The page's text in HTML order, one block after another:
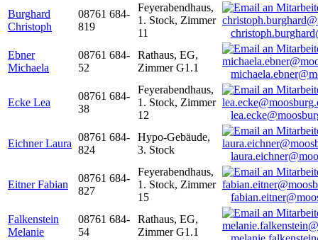
Burghard
Christoph
08761 684-
819
Feyerabendhaus,
1. Stock, Zimmer
11
Ebner
Michaela
08761 684-
52
Rathaus, EG,
Zimmer G1.1
Ecke Lea
08761 684-
38
Feyerabendhaus,
1. Stock, Zimmer
12
Eichner Laura
08761 684-
824
Hypo-Gebäude,
3. Stock
Eitner Fabian
08761 684-
827
Feyerabendhaus,
1. Stock, Zimmer
15
Falkenstein
Melanie
08761 684-
54
Rathaus, EG,
Zimmer G1.1